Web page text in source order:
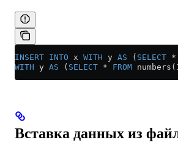
INSERT INTO x WITH y AS ( SELECT *
WITH y AS ( SELECT * FROM numbers(
Вставка данных из